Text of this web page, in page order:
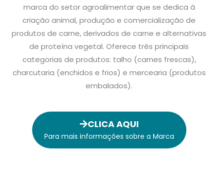
marca do setor agroalimentar que se dedica à
criação animal, produção e comercialização de
produtos de carne, derivados de carne e alternativas
de proteína vegetal. Oferece três principais
categorias de produtos: talho (carnes frescas),
charcutaria (enchidos e frios) e mercearia (produtos
embalados).
CLICA AQUI
Para mais informações sobre a Marca